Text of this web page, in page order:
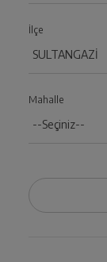
İlçe
Mahalle